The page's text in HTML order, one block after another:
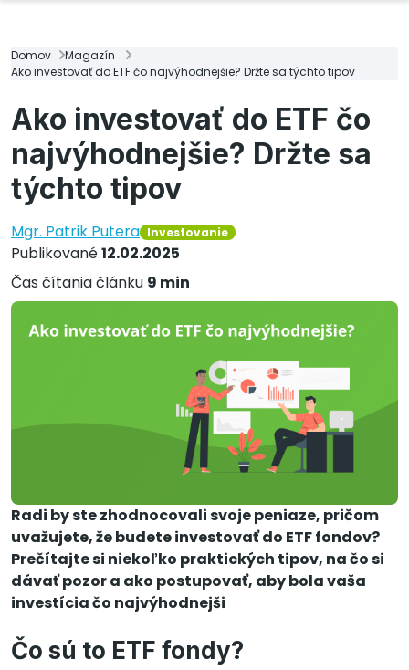
Domov
Magazín
Ako investovať do ETF čo najvýhodnejšie? Držte sa týchto tipov
Ako investovať do ETF čo
najvýhodnejšie? Držte sa
týchto tipov
Mgr. Patrik Putera Investovanie
Publikované12.02.2025
Čas čítania článku 9 min
Radi by ste zhodnocovali svoje peniaze, pričom
uvažujete, že budete investovať do ETF fondov?
Prečítajte si niekoľko praktických tipov, na čo si
dávať pozor a ako postupovať, aby bola vaša
investícia čo najvýhodnejši
Čo sú to ETF fondy?